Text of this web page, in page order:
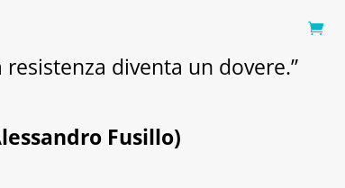
diventa un dovere.”
Fusillo)